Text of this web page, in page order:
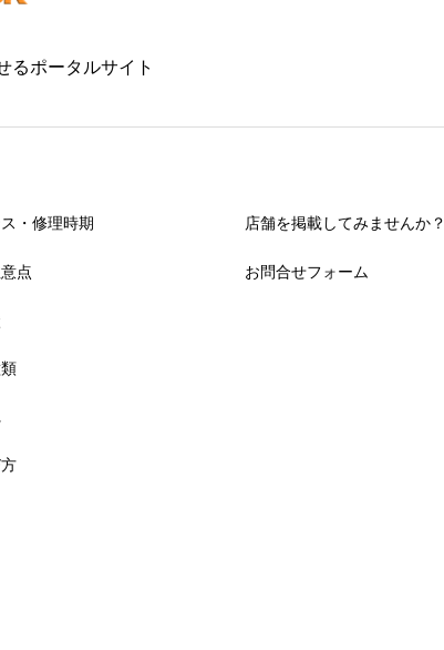
るポータルサイト
・修理時期
点
店舗を掲載してみませんか？
お問合せフォーム